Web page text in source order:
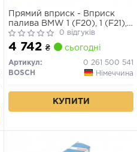
Прямий вприск - Вприск
палива BMW 1 (F20), 1 (F21),
2 (F22, F87), 2 (F23), 2 (F45),
2 GRAN TOURER (F46), 3
(F30, F80), 3 (F31), 3 (G20,
G80, G28), 3 GRAN TURISMO
(F34), 4 (F32, F82) 1.2-3.0
0 відгуків
4 742 ₴ сьогодні
Артикул:
0 261 500 541
BOSCH
Німеччина
КУПИТИ